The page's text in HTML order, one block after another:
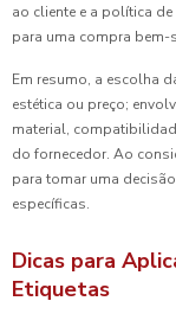
ao cliente e a política
para uma compra bem-
Em resumo, a escolha
estética ou preço;
material,
do fornecedor. Ao
para tomar uma
específicas.
Dicas para
Etiquetas